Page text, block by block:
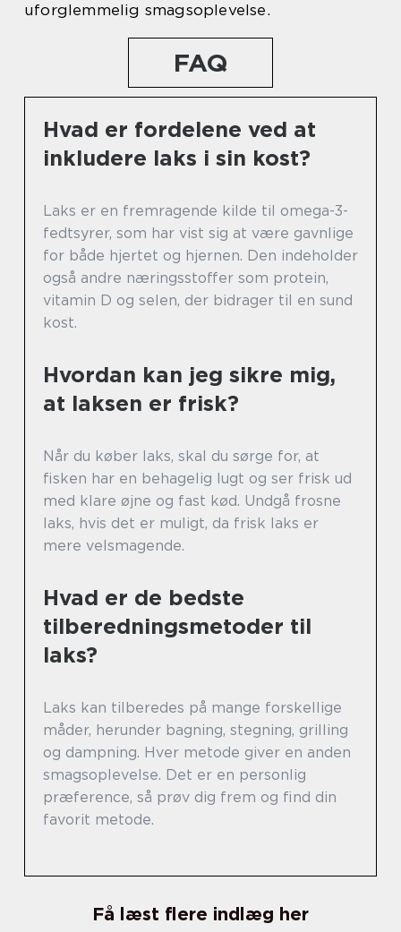
uforglemmelig smagsoplevelse.
FAQ
Hvad er fordelene ved at
inkludere laks i sin kost?
Laks er en fremragende kilde til omega-3-
fedtsyrer, som har vist sig at være gavnlige
for både hjertet og hjernen. Den indeholder
også andre næringsstoffer som protein,
vitamin D og selen, der bidrager til en sund
kost.
Hvordan kan jeg sikre mig,
at laksen er frisk?
Når du køber laks, skal du sørge for, at
fisken har en behagelig lugt og ser frisk ud
med klare øjne og fast kød. Undgå frosne
laks, hvis det er muligt, da frisk laks er
mere velsmagende.
Hvad er de bedste
tilberedningsmetoder til
laks?
Laks kan tilberedes på mange forskellige
måder, herunder bagning, stegning, grilling
og dampning. Hver metode giver en anden
smagsoplevelse. Det er en personlig
præference, så prøv dig frem og find din
favorit metode.
Få læst flere indlæg her